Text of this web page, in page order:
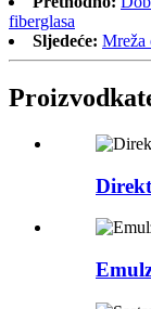
fiberglasa
Sljedeće: Mreža
Proizvod